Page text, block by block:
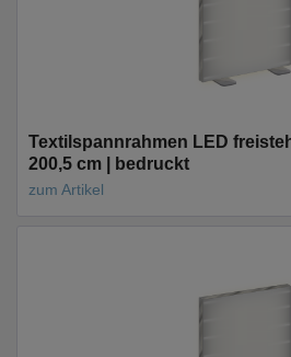
Textilspannrahmen LED
200,5 cm | bedruckt
zum Artikel